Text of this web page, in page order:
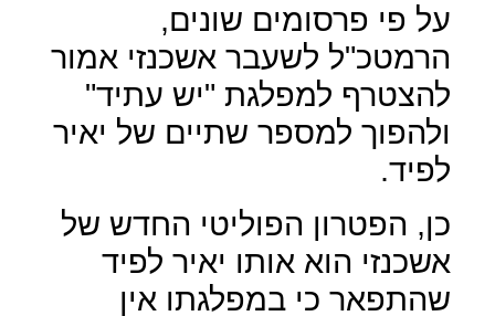
על פי פרסומים שונים,
הרמטכ"ל לשעבר אשכנזי אמור
להצטרף למפלגת "יש עתיד"
ולהפוך למספר שתיים של יאיר
לפיד.
כן, הפטרון הפוליטי החדש של
אשכנזי הוא אותו יאיר לפיד
שהתפאר כי במפלגתו אין